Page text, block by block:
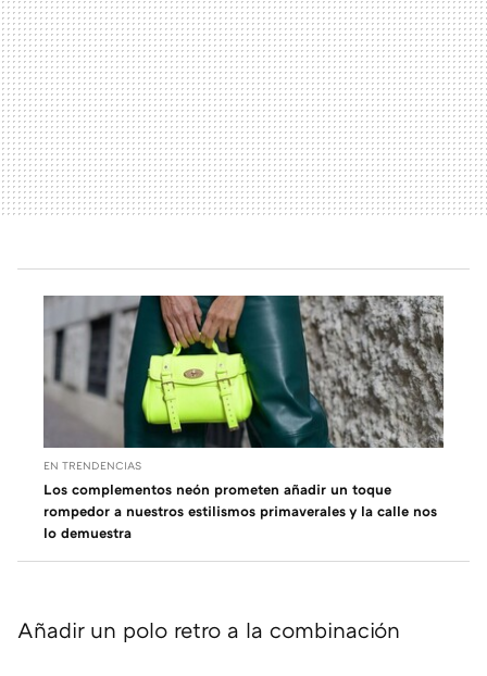
EN TRENDENCIAS
Los complementos neón prometen añadir un toque
rompedor a nuestros estilismos primaverales y la calle nos
lo demuestra
Añadir un polo retro a la combinación